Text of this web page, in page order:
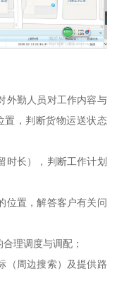
外勤人员对工作内容与
置，判断货物运送状态
时长），判断工作计划
位置，解答客户有关问
理调度与调配；
（周边搜索）及提供路